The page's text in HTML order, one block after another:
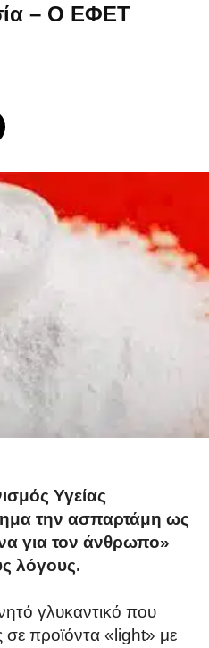
– Ο ΕΦΕΤ
Υγείας
την ασπαρτάμη ως
για τον άνθρωπο»
λόγους.
γλυκαντικό που
σε προϊόντα «light» με